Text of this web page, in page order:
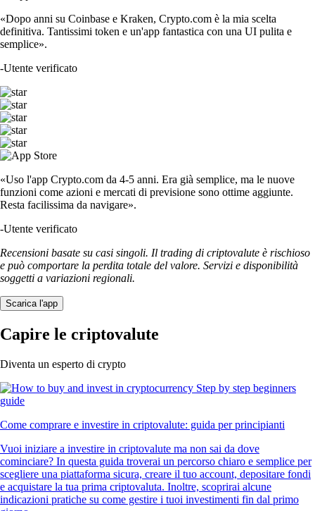
«Dopo anni su Coinbase e Kraken, Crypto.com è la mia scelta
definitiva. Tantissimi token e un'app fantastica con una UI pulita e
semplice».
-Utente verificato
«Uso l'app Crypto.com da 4-5 anni. Era già semplice, ma le nuove
funzioni come azioni e mercati di previsione sono ottime aggiunte.
Resta facilissima da navigare».
-Utente verificato
Recensioni basate su casi singoli. Il trading di criptovalute è rischioso
e può comportare la perdita totale del valore. Servizi e disponibilità
soggetti a variazioni regionali.
Scarica l'app
Capire le criptovalute
Diventa un esperto di crypto
Come comprare e investire in criptovalute: guida per principianti
Vuoi iniziare a investire in criptovalute ma non sai da dove
cominciare? In questa guida troverai un percorso chiaro e semplice per
scegliere una piattaforma sicura, creare il tuo account, depositare fondi
e acquistare la tua prima criptovaluta. Inoltre, scoprirai alcune
indicazioni pratiche su come gestire i tuoi investimenti fin dal primo